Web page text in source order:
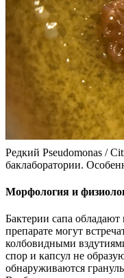
Редкий Pseudomonas /
баклаборатории.
Морфология и
Бактерии сапа
препарате могут
колбовидными
спор и капсул не
обнаруживаются